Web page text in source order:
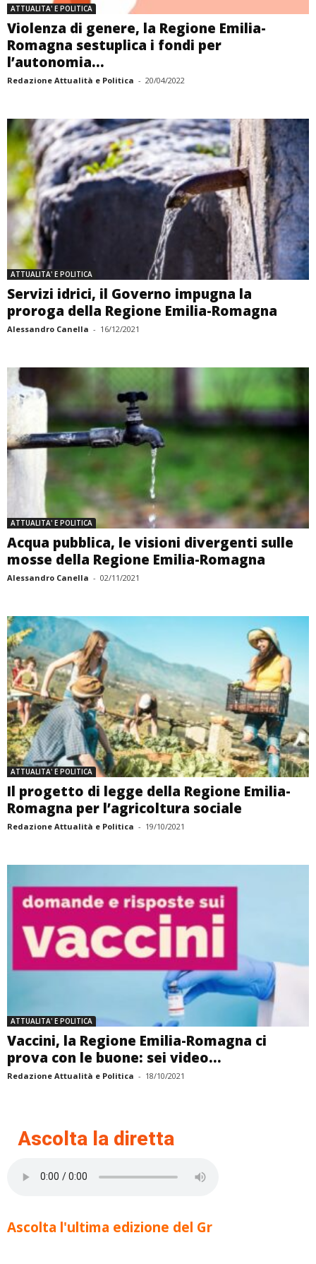
ATTUALITA' E POLITICA
Violenza di genere, la Regione Emilia-
Romagna sestuplica i fondi per
l’autonomia...
Redazione Attualità e Politica - 20/04/2022
ATTUALITA' E POLITICA
Servizi idrici, il Governo impugna la
proroga della Regione Emilia-Romagna
Alessandro Canella - 16/12/2021
ATTUALITA' E POLITICA
Acqua pubblica, le visioni divergenti sulle
mosse della Regione Emilia-Romagna
Alessandro Canella - 02/11/2021
ATTUALITA' E POLITICA
Il progetto di legge della Regione Emilia-
Romagna per l’agricoltura sociale
Redazione Attualità e Politica - 19/10/2021
ATTUALITA' E POLITICA
Vaccini, la Regione Emilia-Romagna ci
prova con le buone: sei video...
Redazione Attualità e Politica - 18/10/2021
Ascolta la diretta
Ascolta l'ultima edizione del Gr